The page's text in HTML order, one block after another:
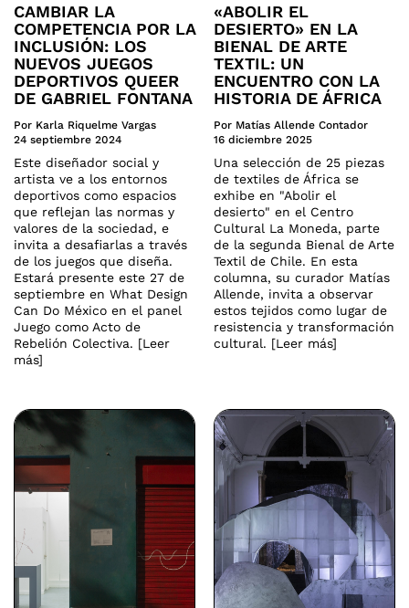
CAMBIAR LA
COMPETENCIA POR LA
INCLUSIÓN: LOS
NUEVOS JUEGOS
DEPORTIVOS QUEER
DE GABRIEL FONTANA
Por Karla Riquelme Vargas
24 septiembre 2024
Este diseñador social y
artista ve a los entornos
deportivos como espacios
que reflejan las normas y
valores de la sociedad, e
invita a desafiarlas a través
de los juegos que diseña.
Estará presente este 27 de
septiembre en What Design
Can Do México en el panel
Juego como Acto de
Rebelión Colectiva. [Leer
más]
«ABOLIR EL
DESIERTO» EN LA
BIENAL DE ARTE
TEXTIL: UN
ENCUENTRO CON LA
HISTORIA DE ÁFRICA
Por Matías Allende Contador
16 diciembre 2025
Una selección de 25 piezas
de textiles de África se
exhibe en "Abolir el
desierto" en el Centro
Cultural La Moneda, parte
de la segunda Bienal de Arte
Textil de Chile. En esta
columna, su curador Matías
Allende, invita a observar
estos tejidos como lugar de
resistencia y transformación
cultural. [Leer más]